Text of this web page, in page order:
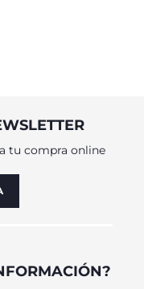
tu compra online